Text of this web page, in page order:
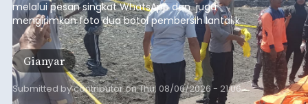
melalui pesan singkat WhatsApp dan juga
mengirimkan foto dua botol pembersih lantai ke
istrinya.
Gianyar
Submitted bycontributoronThu, 08/06/2026 - 21:06